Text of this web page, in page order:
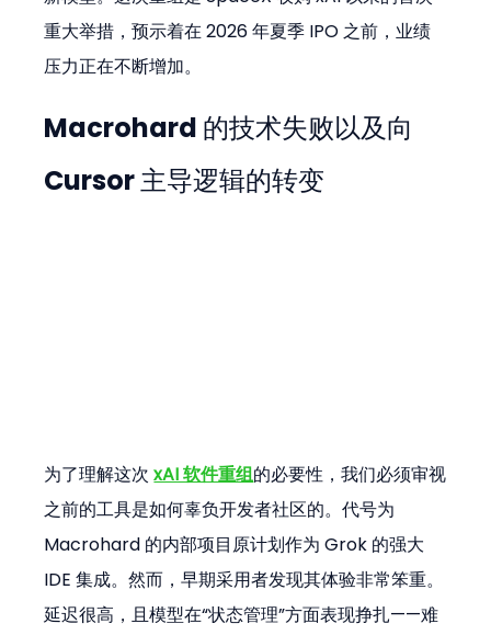
重大举措，预示着在 2026 年夏季 IPO 之前，业绩
压力正在不断增加。
Macrohard 的技术失败以及向
Cursor 主导逻辑的转变
为了理解这次 xAI 软件重组的必要性，我们必须审视
之前的工具是如何辜负开发者社区的。代号为
Macrohard 的内部项目原计划作为 Grok 的强大
IDE 集成。然而，早期采用者发现其体验非常笨重。
延迟很高，且模型在“状态管理”方面表现挣扎——难